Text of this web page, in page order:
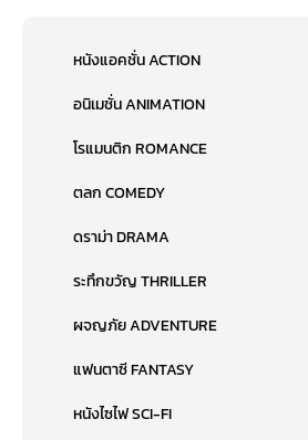
หนังแอคชั่น ACTION
อนิเมชั่น ANIMATION
โรแมนติก ROMANCE
ตลก COMEDY
ดราม่า DRAMA
ระทึกขวัญ THRILLER
ผจญภัย ADVENTURE
แฟนตาซี FANTASY
หนังไซไฟ SCI-FI